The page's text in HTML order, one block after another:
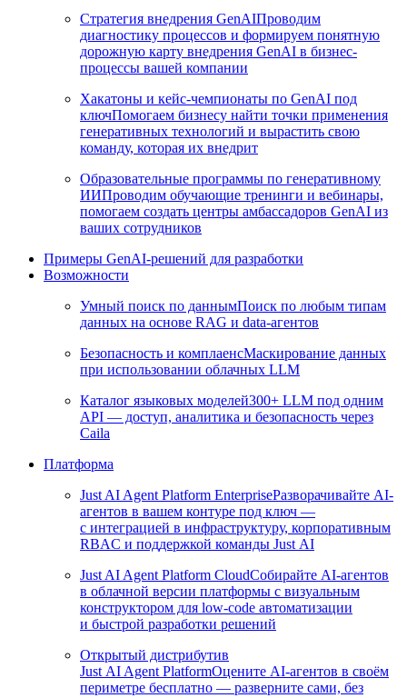
Стратегия внедрения GenAIПроводим
диагностику процессов и формируем понятную
дорожную карту внедрения GenAI в бизнес-
процессы вашей компании
Хакатоны и кейс-чемпионаты по GenAI под
ключПомогаем бизнесу найти точки применения
генеративных технологий и вырастить свою
команду, которая их внедрит
Образовательные программы по генеративному
ИИПроводим обучающие тренинги и вебинары,
помогаем создать центры амбассадоров GenAI из
ваших сотрудников
Примеры GenAI-решений для разработки
Возможности
Умный поиск по даннымПоиск по любым типам
данных на основе RAG и data-агентов
Безопасность и комплаенсМаскирование данных
при использовании облачных LLM
Каталог языковых моделей300+ LLM под одним
API — доступ, аналитика и безопасность через
Caila
Платформа
Just AI Agent Platform EnterpriseРазворачивайте AI-
агентов в вашем контуре под ключ —
с интеграцией в инфраструктуру, корпоративным
RBAC и поддержкой команды Just AI
Just AI Agent Platform CloudСобирайте AI-агентов
в облачной версии платформы с визуальным
конструктором для low-code автоматизации
и быстрой разработки решений
Открытый дистрибутив
Just AI Agent PlatformОцените AI-агентов в своём
периметре бесплатно — разверните сами, без